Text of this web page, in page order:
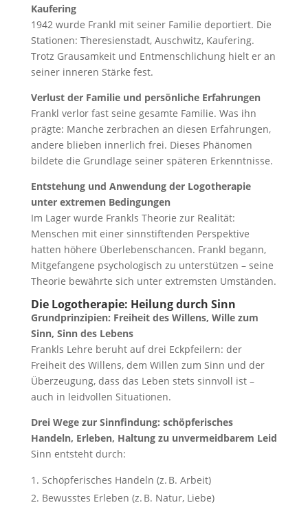
Kaufering
1942 wurde Frankl mit seiner Familie deportiert. Die
Stationen: Theresienstadt, Auschwitz, Kaufering.
Trotz Grausamkeit und Entmenschlichung hielt er an
seiner inneren Stärke fest.
Verlust der Familie und persönliche Erfahrungen
Frankl verlor fast seine gesamte Familie. Was ihn
prägte: Manche zerbrachen an diesen Erfahrungen,
andere blieben innerlich frei. Dieses Phänomen
bildete die Grundlage seiner späteren Erkenntnisse.
Entstehung und Anwendung der Logotherapie
unter extremen Bedingungen
Im Lager wurde Frankls Theorie zur Realität:
Menschen mit einer sinnstiftenden Perspektive
hatten höhere Überlebenschancen. Frankl begann,
Mitgefangene psychologisch zu unterstützen – seine
Theorie bewährte sich unter extremsten Umständen.
Die Logotherapie: Heilung durch Sinn
Grundprinzipien: Freiheit des Willens, Wille zum
Sinn, Sinn des Lebens
Frankls Lehre beruht auf drei Eckpfeilern: der
Freiheit des Willens, dem Willen zum Sinn und der
Überzeugung, dass das Leben stets sinnvoll ist –
auch in leidvollen Situationen.
Drei Wege zur Sinnfindung: schöpferisches
Handeln, Erleben, Haltung zu unvermeidbarem Leid
Sinn entsteht durch:
Schöpferisches Handeln (z. B. Arbeit)
Bewusstes Erleben (z. B. Natur, Liebe)